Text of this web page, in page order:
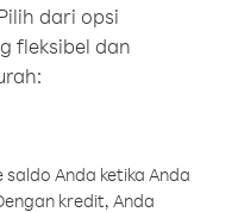
dari opsi
fleksibel dan
Anda ketika Anda
kredit, Anda